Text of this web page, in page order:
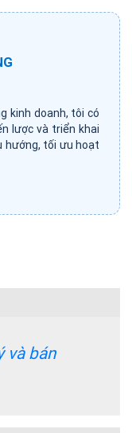
kinh doanh, tôi có
lược và triển khai
hướng, tối ưu hoạt
và bán